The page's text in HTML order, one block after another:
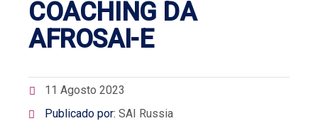
COACHING DA
AFROSAI-E
11 Agosto 2023
Publicado por: SAI Russia